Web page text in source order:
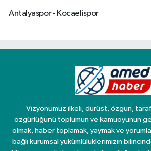
Antalyaspor - Kocaelispor
Vizyonumuz ilkeli, dürüst, özgün,
özgürlüğünü toplumun ve kamuoyunun
olmak, haber toplamak, yaymak ve
bağlı kurumsal yükümlülüklerimizin